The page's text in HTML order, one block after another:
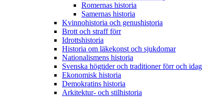
Romernas historia
Samernas historia
Kvinnohistoria och genushistoria
Brott och straff förr
Idrottshistoria
Historia om läkekonst och sjukdomar
Nationalismens historia
Svenska högtider och traditioner förr och idag
Ekonomisk historia
Demokratins historia
Arkitektur- och stilhistoria